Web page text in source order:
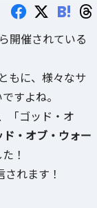
B!
開催されている
もに、様々なサ
すよね。
「ゴッド・オ
ド・オブ・ウォー
！
されます！